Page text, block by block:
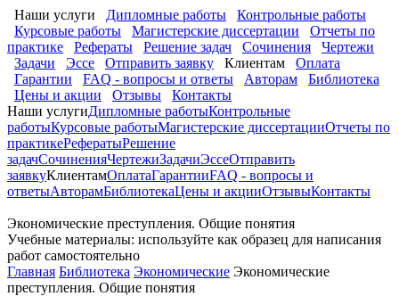
Наши услуги Дипломные работы
Контрольные работы
Курсовые работы
Магистерские диссертации
Отчеты по
практике
Рефераты Решение задач Сочинения
Чертежи
Задачи
Эссе Отправить заявку Клиентам
Оплата
Гарантии
FAQ - вопросы и ответы Авторам
Библиотека
Цены и акции
Отзывы
Контакты
Наши услугиДипломные работыКонтрольные
работыКурсовые работыМагистерские диссертацииОтчеты по
практикеРефератыРешение
задачСочиненияЧертежиЗадачиЭссеОтправить
заявкуКлиентамОплатаГарантииFAQ - вопросы и
ответыАвторамБиблиотекаЦены и акцииОтзывыКонтакты
Экономические преступления. Общие понятия
Учебные материалы: используйте как образец для написания
работ самостоятельно
Главная Библиотека Экономические Экономические
преступления. Общие понятия